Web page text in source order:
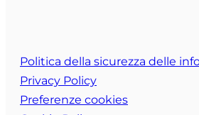
Politica della sicurezza delle
Privacy Policy
Preferenze cookies